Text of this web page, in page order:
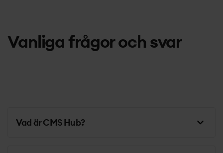
Vanliga frågor och svar
Vad är CMS Hub?